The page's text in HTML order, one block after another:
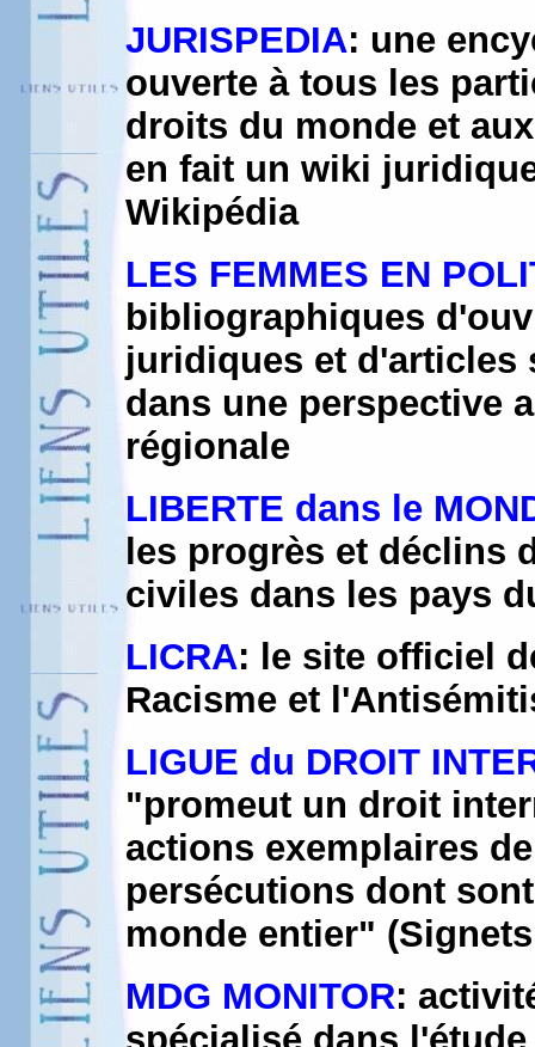
JURISPEDIA: une
ouverte à tous les
droits du monde et
en fait un wiki
Wikipédia
LES FEMMES EN
bibliographiques
juridiques et d'articles
dans une perspective
régionale
LIBERTE dans le
les progrès et déclins
civiles dans les pays
LICRA: le site officiel
Racisme et
LIGUE du DROIT
"promeut un droit
actions exemplaires
persécutions dont
monde entier"
MDG MONITOR: